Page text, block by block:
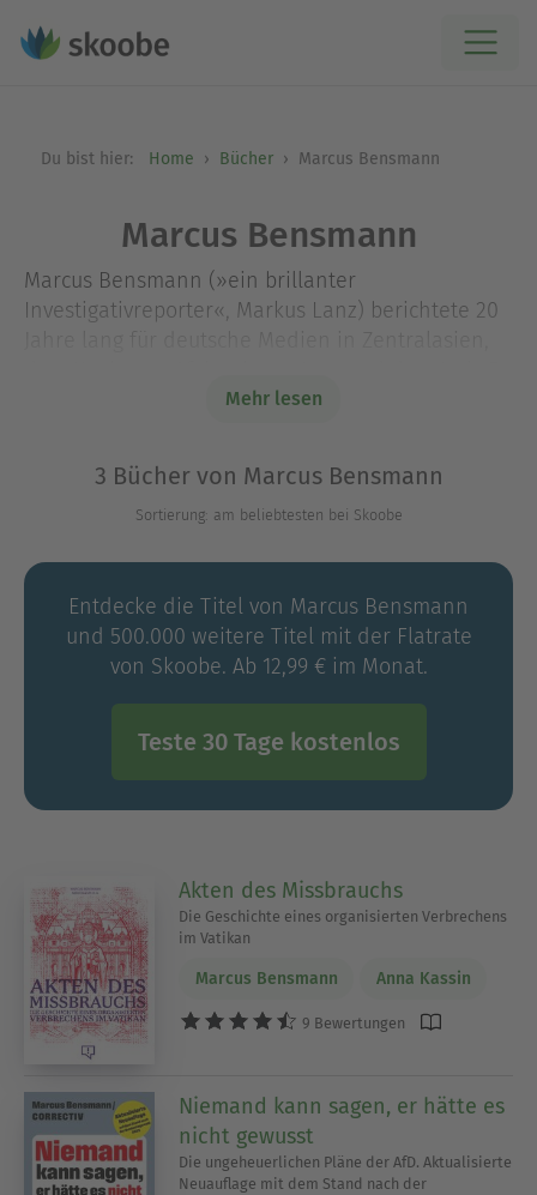
Du bist hier: Home Bücher Marcus Bensmann
Marcus Bensmann
Marcus Bensmann (»ein brillanter
Investigativreporter«, Markus Lanz) berichtete 20
recherchiert seit 2014 für CORRECTIV, u.a. als
Mehr lesen
3 Bücher von Marcus Bensmann
Sortierung: am beliebtesten bei Skoobe
Entdecke die Titel von Marcus Bensmann
und 500.000 weitere Titel mit der Flatrate
von Skoobe. Ab 12,99 € im Monat.
Teste 30 Tage kostenlos
Akten des Missbrauchs
Die Geschichte eines organisierten Verbrechens
im Vatikan
Marcus Bensmann Anna Kassin
9 Bewertungen
Niemand kann sagen, er hätte es
nicht gewusst
Die ungeheuerlichen Pläne der AfD. Aktualisierte
Neuauflage mit dem Stand nach der